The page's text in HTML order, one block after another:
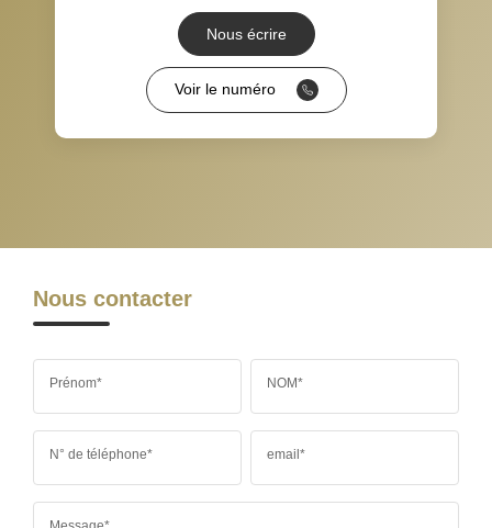
RÉSULTATS DES LYCÉES ECOLES ET CRÈCHES
RESTAURANTS ET CAFÉS COMMERCES
Nous écrire
Voir le numéro
Nous contacter
Prénom* NOM*
N° de téléphone* email*